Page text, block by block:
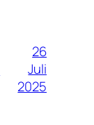
26
Juli
2025